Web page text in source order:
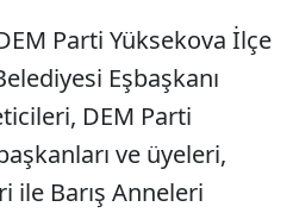
Parti Yüksekova İlçe
Eşbaşkanı
DEM Parti
ve üyeleri,
ile Barış Anneleri